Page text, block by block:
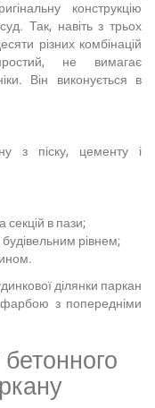
конструкцію
Так, навіть з трьох
різних комбінацій
не вимагає
Він виконується в
з піску, цементу і
секцій в пази;
будівельним рівнем;
ділянки паркан
з попередніми